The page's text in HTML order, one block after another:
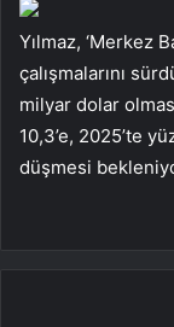
Yılmaz, ‘Merkez
çalışmalarını
milyar dolar
10,3’e, 2025’te
düşmesi